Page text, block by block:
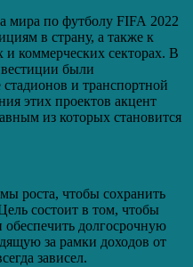
мира по футболу FIFA 2022
в страну, а также к
коммерческих секторах. В
были
стадионов и транспортной
этих проектов акцент
из которых становится
роста, чтобы сохранить
состоит в том, чтобы
долгосрочную
за рамки доходов от
зависел.